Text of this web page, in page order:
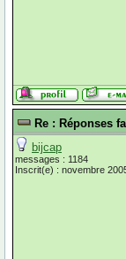
Re : Réponses
bijcap
messages : 1184
Inscrit(e) : novembre